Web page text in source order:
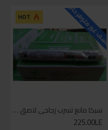
HOT للاسف غير متوفر حاليا
سيكا مانع تسرب زجاجي لاصق اسود 600 مل
225.00LE